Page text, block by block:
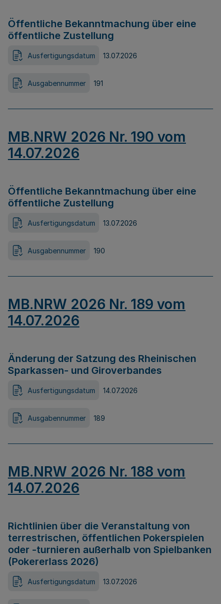
Öffentliche Bekanntmachung über eine
öffentliche Zustellung
Ausfertigungsdatum 13.07.2026
Ausgabennummer 191
MB.NRW 2026 Nr. 190 vom
14.07.2026
Öffentliche Bekanntmachung über eine
öffentliche Zustellung
Ausfertigungsdatum 13.07.2026
Ausgabennummer 190
MB.NRW 2026 Nr. 189 vom
14.07.2026
Änderung der Satzung des Rheinischen
Sparkassen- und Giroverbandes
Ausfertigungsdatum 14.07.2026
Ausgabennummer 189
MB.NRW 2026 Nr. 188 vom
14.07.2026
Richtlinien über die Veranstaltung von
terrestrischen, öffentlichen Pokerspielen
oder -turnieren außerhalb von Spielbanken
(Pokererlass 2026)
Ausfertigungsdatum 13.07.2026